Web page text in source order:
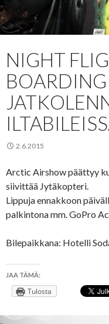
NIGHT
2.6.2015
Arctic Airshow päättyy
siivittää Jytäkopteri.
Lippuja ennakkoon
palkintona mm. GoPro
Bilepaikkana: Hotelli
JAA TÄMÄ:
Tulosta